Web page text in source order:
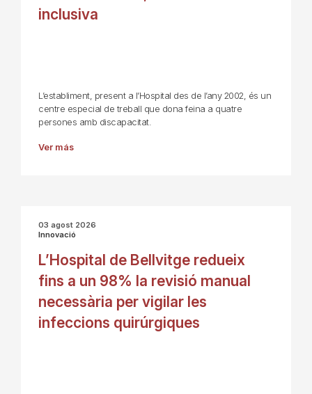
inclusiva
L’establiment, present a l’Hospital des de l’any 2002, és un
centre especial de treball que dona feina a quatre
persones amb discapacitat.
Ver más
03 agost 2026
Innovació
L’Hospital de Bellvitge redueix
fins a un 98% la revisió manual
necessària per vigilar les
infeccions quirúrgiques